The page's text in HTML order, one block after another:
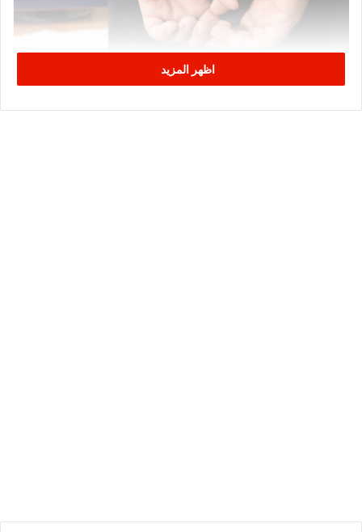
اظهر المزيد